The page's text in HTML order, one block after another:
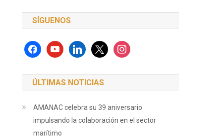
SÍGUENOS
facebookyoutubelinkedinx instagram
ÚLTIMAS NOTICIAS
AMANAC celebra su 39 aniversario
impulsando la colaboración en el sector
marítimo